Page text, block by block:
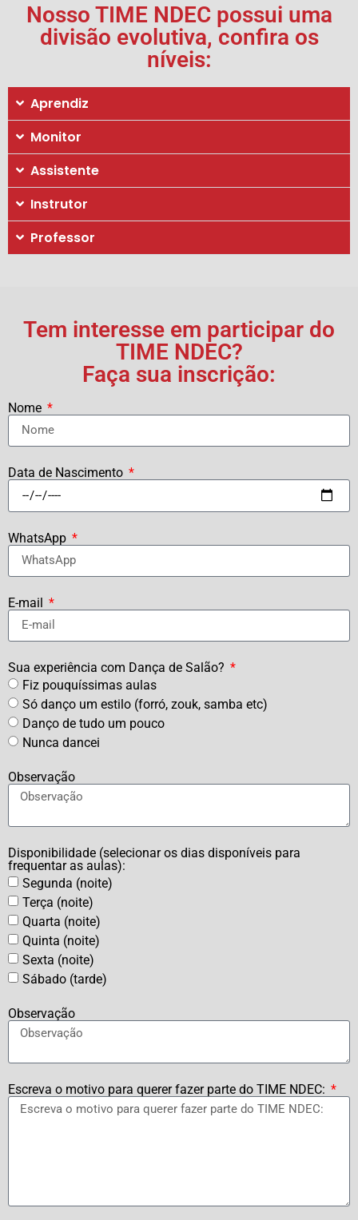
Nosso TIME NDEC possui uma
divisão evolutiva, confira os
níveis:
Aprendiz
Monitor
Assistente
Instrutor
Professor
Tem interesse em participar do
TIME NDEC?
Faça sua inscrição:
Nome
Data de Nascimento
WhatsApp
E-mail
Sua experiência com Dança de Salão?
Fiz pouquíssimas aulas
Só danço um estilo (forró, zouk, samba etc)
Danço de tudo um pouco
Nunca dancei
Observação
Disponibilidade (selecionar os dias disponíveis para
frequentar as aulas):
Segunda (noite)
Terça (noite)
Quarta (noite)
Quinta (noite)
Sexta (noite)
Sábado (tarde)
Observação
Escreva o motivo para querer fazer parte do TIME NDEC: